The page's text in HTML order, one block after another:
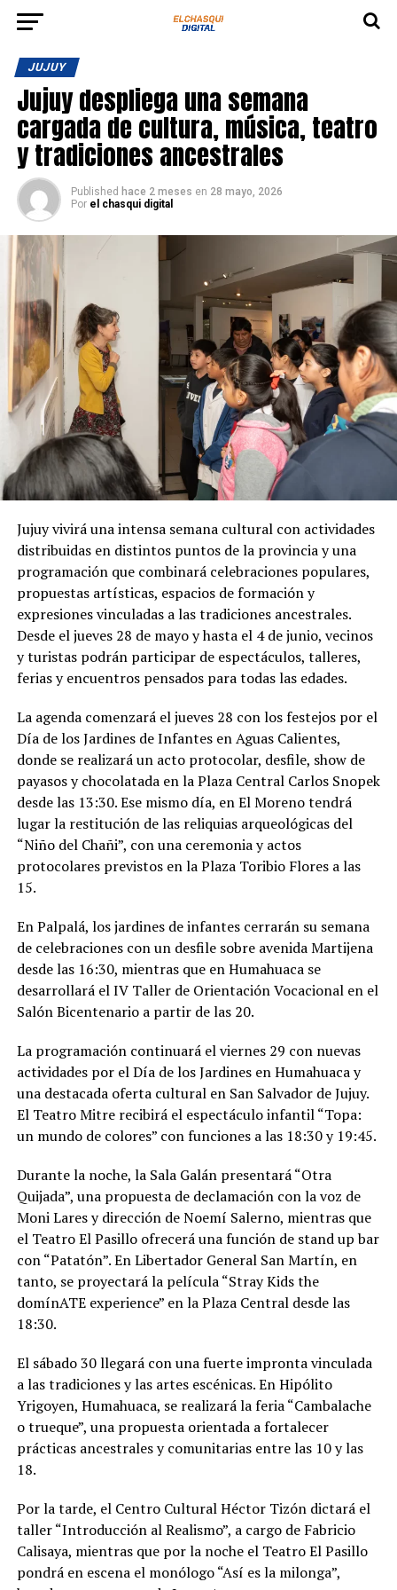
JUJUY
Jujuy despliega una semana
cargada de cultura, música, teatro
y tradiciones ancestrales
Published hace 2 meses en 28 mayo, 2026
Por el chasqui digital
Jujuy vivirá una intensa semana cultural con actividades
distribuidas en distintos puntos de la provincia y una
programación que combinará celebraciones populares,
propuestas artísticas, espacios de formación y
expresiones vinculadas a las tradiciones ancestrales.
Desde el jueves 28 de mayo y hasta el 4 de junio, vecinos
y turistas podrán participar de espectáculos, talleres,
ferias y encuentros pensados para todas las edades.
La agenda comenzará el jueves 28 con los festejos por el
Día de los Jardines de Infantes en Aguas Calientes,
donde se realizará un acto protocolar, desfile, show de
payasos y chocolatada en la Plaza Central Carlos Snopek
desde las 13:30. Ese mismo día, en El Moreno tendrá
lugar la restitución de las reliquias arqueológicas del
“Niño del Chañi”, con una ceremonia y actos
protocolares previstos en la Plaza Toribio Flores a las
15.
En Palpalá, los jardines de infantes cerrarán su semana
de celebraciones con un desfile sobre avenida Martijena
desde las 16:30, mientras que en Humahuaca se
desarrollará el IV Taller de Orientación Vocacional en el
Salón Bicentenario a partir de las 20.
La programación continuará el viernes 29 con nuevas
actividades por el Día de los Jardines en Humahuaca y
una destacada oferta cultural en San Salvador de Jujuy.
El Teatro Mitre recibirá el espectáculo infantil “Topa:
un mundo de colores” con funciones a las 18:30 y 19:45.
Durante la noche, la Sala Galán presentará “Otra
Quijada”, una propuesta de declamación con la voz de
Moni Lares y dirección de Noemí Salerno, mientras que
el Teatro El Pasillo ofrecerá una función de stand up bar
con “Patatón”. En Libertador General San Martín, en
tanto, se proyectará la película “Stray Kids the
domínATE experience” en la Plaza Central desde las
18:30.
El sábado 30 llegará con una fuerte impronta vinculada
a las tradiciones y las artes escénicas. En Hipólito
Yrigoyen, Humahuaca, se realizará la feria “Cambalache
o trueque”, una propuesta orientada a fortalecer
prácticas ancestrales y comunitarias entre las 10 y las
18.
Por la tarde, el Centro Cultural Héctor Tizón dictará el
taller “Introducción al Realismo”, a cargo de Fabricio
Calisaya, mientras que por la noche el Teatro El Pasillo
pondrá en escena el monólogo “Así es la milonga”,